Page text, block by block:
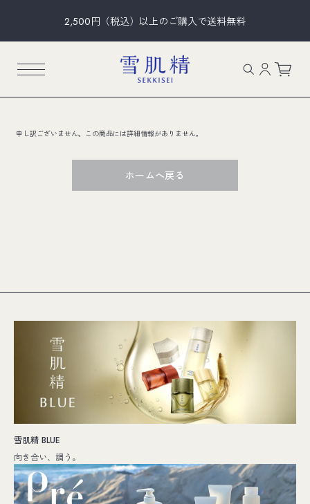
2,500円（税込）以上のご購入で送料無料
申し訳ございません。この商品には詳細情報がありません。
ホームへ戻る
雪肌精 BLUE
向き合い、調う。